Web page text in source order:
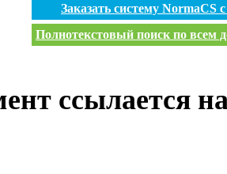
Заказать систему
Полнотекстовый поиск по всем
ссылается